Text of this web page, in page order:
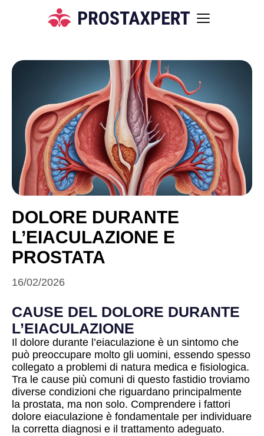
DOLORE DURANTE
L’EIACULAZIONE E
PROSTATA
16/02/2026
CAUSE DEL DOLORE DURANTE
L’EIACULAZIONE
Il dolore durante l’eiaculazione è un sintomo che
può preoccupare molto gli uomini, essendo spesso
collegato a problemi di natura medica e fisiologica.
Tra le cause più comuni di questo fastidio troviamo
diverse condizioni che riguardano principalmente
la prostata, ma non solo. Comprendere i fattori
dolore eiaculazione è fondamentale per individuare
la corretta diagnosi e il trattamento adeguato.